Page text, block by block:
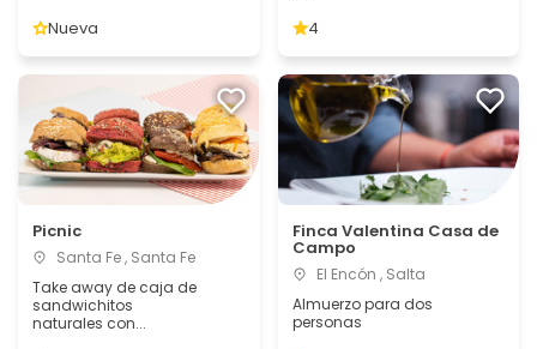
Nueva 4
Picnic
Santa Fe , Santa Fe
Take away de caja de
sandwichitos
naturales con...
Finca Valentina Casa de
Campo
El Encón , Salta
Almuerzo para dos
personas